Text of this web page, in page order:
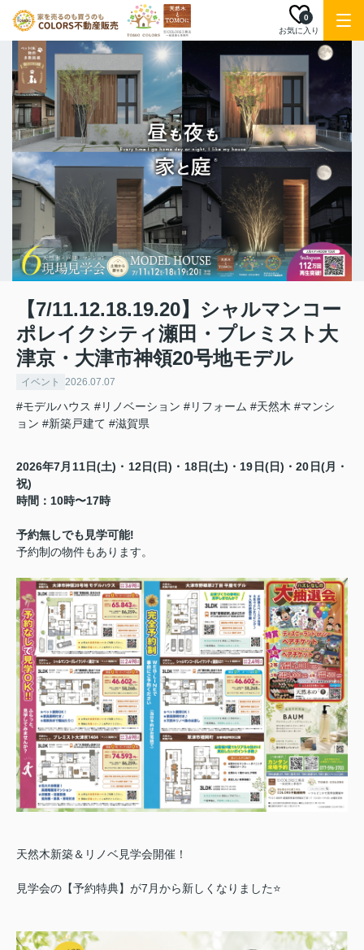
お気に入り
0
【7/11.12.18.19.20】シャルマンコー
ポレイクシティ瀬田・プレミスト大
津京・大津市神領20号地モデル
イベント 2026.07.07
#モデルハウス #リノベーション #リフォーム #天然木 #マンシ
ョン #新築戸建て #滋賀県
2026年7月11日(土)・12日(日)・18日(土)・19日(日)・20日(月・
祝)
時間：10時〜17時
予約無しでも見学可能!
予約制の物件もあります。
天然木新築＆リノベ見学会開催！
見学会の【予約特典】が7月から新しくなりました⭐️